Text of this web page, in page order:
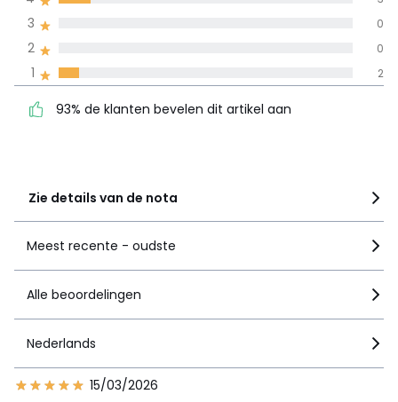
100% gecertificeerde beoordelingen,
3 0
4 3
5
Zie details van de nota
1 2
2 0
3 0
93% de klanten bevelen dit artikel aan
Meest recente - oudste
Alle beoordelingen
Nederlands
15/03/2026